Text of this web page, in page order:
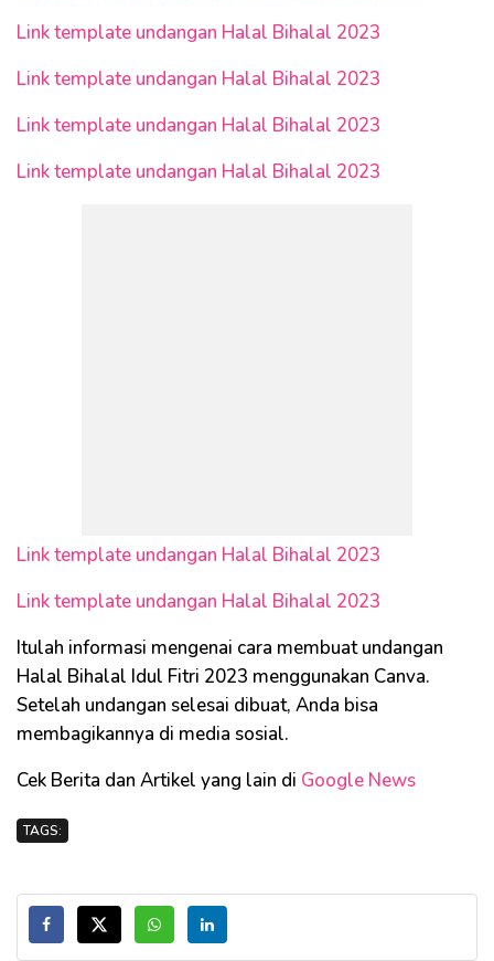
Link template undangan Halal Bihalal 2023
Link template undangan Halal Bihalal 2023
Link template undangan Halal Bihalal 2023
Link template undangan Halal Bihalal 2023
Link template undangan Halal Bihalal 2023
Link template undangan Halal Bihalal 2023
Itulah informasi mengenai cara membuat undangan
Halal Bihalal Idul Fitri 2023 menggunakan Canva.
Setelah undangan selesai dibuat, Anda bisa
membagikannya di media sosial.
Cek Berita dan Artikel yang lain di Google News
TAGS: